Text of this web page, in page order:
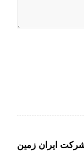
ایران زمین